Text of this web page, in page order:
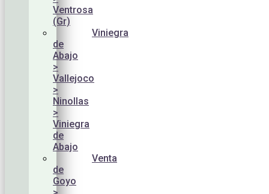
Ventrosa
(Gr)
Viniegra
de
Abajo
>
Vallejoco
>
Ninollas
>
Viniegra
de
Abajo
Venta
de
Goyo